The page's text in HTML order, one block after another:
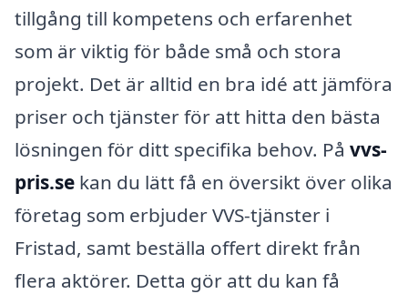
tillgång till kompetens och erfarenhet
som är viktig för både små och stora
projekt. Det är alltid en bra idé att jämföra
priser och tjänster för att hitta den bästa
lösningen för ditt specifika behov. På vvs-
pris.se kan du lätt få en översikt över olika
företag som erbjuder VVS-tjänster i
Fristad, samt beställa offert direkt från
flera aktörer. Detta gör att du kan få